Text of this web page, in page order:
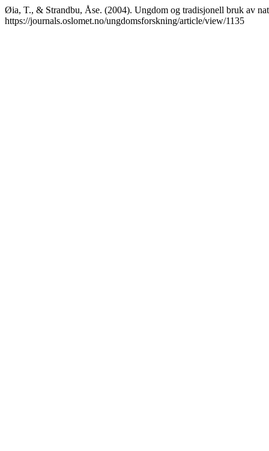
Øia, T., & Strandbu, Åse. (2004). Ungdom og tradisjonell bruk av
https://journals.oslomet.no/ungdomsforskning/article/view/1135